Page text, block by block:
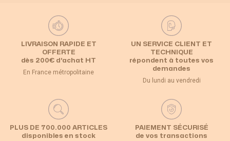
LIVRAISON RAPIDE ET
OFFERTE
dès 200€ d’achat HT
En France métropolitaine
UN SERVICE CLIENT ET
TECHNIQUE
répondent à toutes vos
demandes
Du lundi au vendredi
PLUS DE 700.000 ARTICLES
disponibles en stock
PAIEMENT SÉCURISÉ
de vos transactions